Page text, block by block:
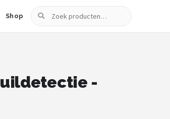
Shop
Zoeken
-